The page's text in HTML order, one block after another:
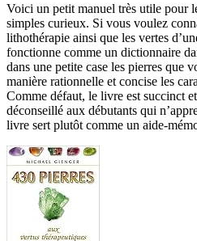
Voici un petit manuel très utile pour
simples curieux. Si vous voulez
lithothérapie ainsi que les vertes
fonctionne comme un dictionnaire
dans une petite case les pierres que
manière rationnelle et concise les
Comme défaut, le livre est succinct
déconseillé aux débutants qui
livre sert plutôt comme un aide-